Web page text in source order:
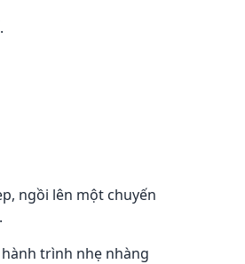
ngồi lên một chuyến
trình nhẹ nhàng